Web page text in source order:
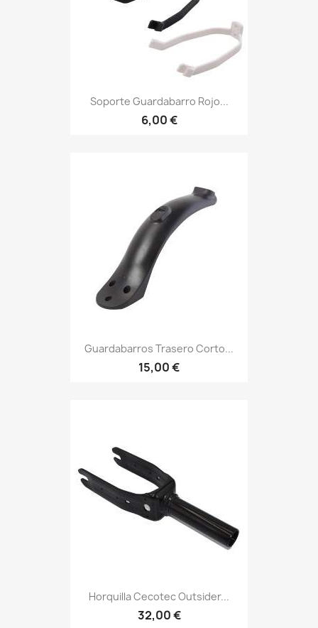
Soporte Guardabarro Rojo...
6,00 €
Guardabarros Trasero Corto...
15,00 €
Horquilla Cecotec Outsider...
32,00 €